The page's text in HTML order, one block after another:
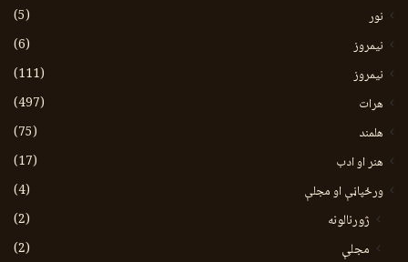
نور
(5)
نيمروز
(6)
نیمروز
(111)
هرات
(497)
هلمند
(75)
هنر او ادب
(17)
ورځپاڼې او مجلې
(4)
ژورنالونه
(2)
مجلې
(2)